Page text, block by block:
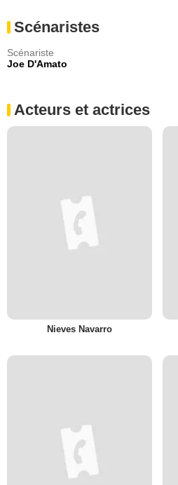
Scénaristes
Scénariste
Joe D'Amato
Acteurs et actrices
Nieves Navarro